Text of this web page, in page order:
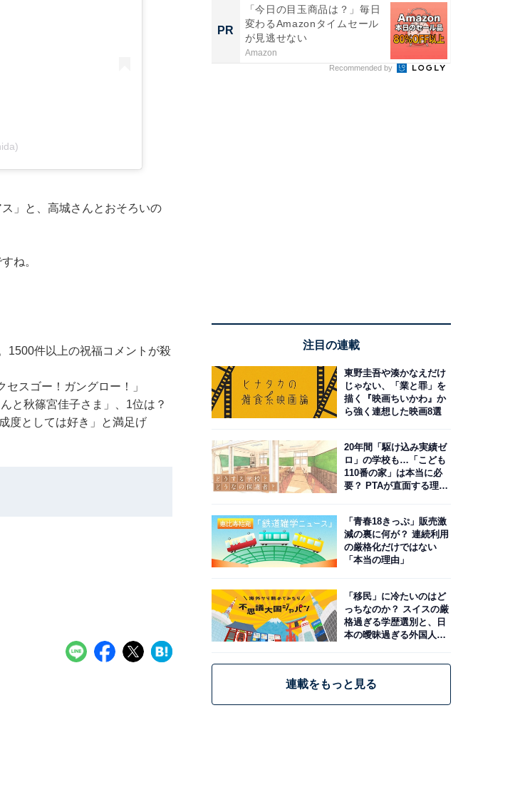
」と、高城さんとおそろいの
ね。
1500件以上の祝福コメントが殺
スゴー！ガングロー！」
と秋篠宮佳子さま」、1位は？
度としては好き」と満足げ
PR
「今日の目玉商品は？」毎日
変わるAmazonタイムセール
が見逃せない
Amazon
Recommended by
注目の連載
東野圭吾や湊かなえだけ
じゃない、「業と罪」を
描く『映画ちいかわ』か
ら強く連想した映画8選
20年間「駆け込み実績ゼ
ロ」の学校も…「こども
110番の家」は本当に必
要？ PTAが直面する理想
「青春18きっぷ」販売激
減の裏に何が？ 連続利用
の厳格化だけではない
「本当の理由」
「移民」に冷たいのはど
っちなのか？ スイスの厳
格過ぎる学歴選別と、日
本の曖昧過ぎる外国人政
連載をもっと見る